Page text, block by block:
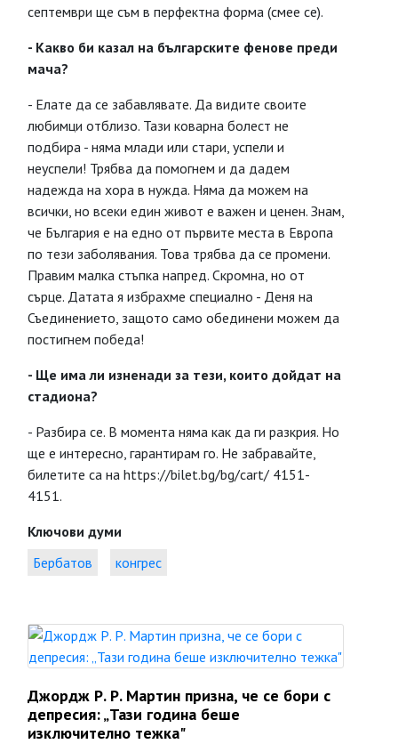
септември ще съм в перфектна форма (смее се).
- Какво би казал на българските фенове преди
мача?
- Елате да се забавлявате. Да видите своите
любимци отблизо. Тази коварна болест не
подбира - няма млади или стари, успели и
неуспели! Трябва да помогнем и да дадем
надежда на хора в нужда. Няма да можем на
всички, но всеки един живот е важен и ценен. Знам,
че България е на едно от първите места в Европа
по тези заболявания. Това трябва да се промени.
Правим малка стъпка напред. Скромна, но от
сърце. Датата я избрахме специално - Деня на
Съединението, защото само обединени можем да
постигнем победа!
- Ще има ли изненади за тези, които дойдат на
стадиона?
- Разбира се. В момента няма как да ги разкрия. Но
ще е интересно, гарантирам го. Не забравайте,
билетите са на https://bilet.bg/bg/cart/ 4151-
4151.
Ключови думи
Бербатов
конгрес
Джордж Р. Р. Мартин призна, че се бори с
депресия: „Тази година беше
изключително тежка"